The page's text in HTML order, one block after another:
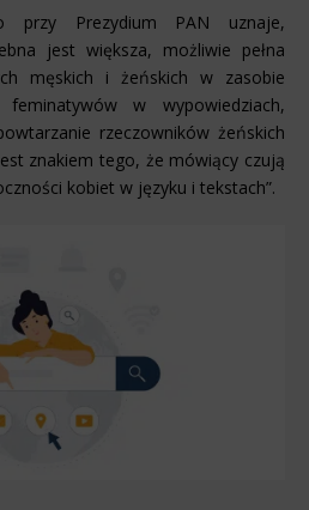
przy Prezydium PAN uznaje,
jest większa, możliwie pełna
męskich i żeńskich w zasobie
feminatywów w wypowiedziach,
rzeczowników żeńskich
znakiem tego, że mówiący czują
kobiet w języku i tekstach”.